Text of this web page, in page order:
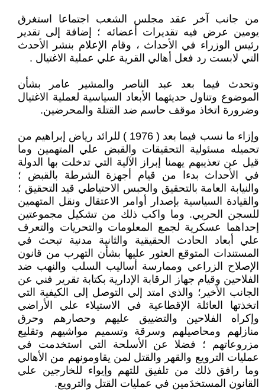
من جانب آخر عقد مجلس الشعب اجتماعا استغرق
يومين عرض فيه تقديرات أعضائه ؛ إضافة إلى تقدير
رئيس الوزراء في الأحداث ، وقام الإعلام بنشر الأحدث
التي لابست رد فعل أهالي القرية علي عملية الاغتيال .
وتحدث فيما بعد عبد الناصر والمشير عامر بشأن
الموضوع وتناول حديثهما الأبعاد السياسية لعملية الاغتيال
وضرورة اتخاذ موقف حاسم ضد القتلة والمحرضين.
وإزاء ما نسب فيما بعد ( 1976 ) للرائد رياض إبراهيم من
تحميله مسئولية التحقيقات والقبض علي المتهمين وما
قيل عن تعذيبهم يهمنا إبراز الآلية التي تدخلت بها الدولة
في الأحداث بدءا من قيام أجهزة الشرطة بالقبض ؛
والنيابة العامة بالتحقيق والحبس الاحتياطي قيد التحقيق ؛
والقيادة السياسية بإصدار أوامر الاعتقال ونقل المتهمين
للسجن الحربي. وما واكب ذلك من تشكيل مجموعتين
إحداهما عسكرية لجمع المعلومات والتحريات والتعرف
علي أبعاد الحادث الحقيقية والثانية مدنية تبحث في
المستندات المتوقع العثور عليها بشأن التهرب من قانون
الإصلاح الزراعي وممارسة أساليب السلب والنهب ضد
الفلاحين وقيام جهاز الرقابة الإدارية بكتابة تقرير فني عن
الجانب الأخير؛ والذي امتد إلي التوصل إلى الكيفية التي
اتخذتها العائلة الإقطاعية في الاستيلاء علي الأراضي
وإكراه الفلاحين والتضييق عليهم وحصارهم وحرق
منازلهم ومحاصيلهم وسرقة وتسميم مواشيهم وتقليع
مزروعاتهم ؛ فضلا عن الأسلحة التي استخدمت في
عمليات الترويع والقهر والقتل لمن يقاومونهم من الأهالي
وما رافق ذلك من تلفيق للتهم وإيواء للخارجين علي
القانون المستخدَمين في عمليات القتل والترويع.